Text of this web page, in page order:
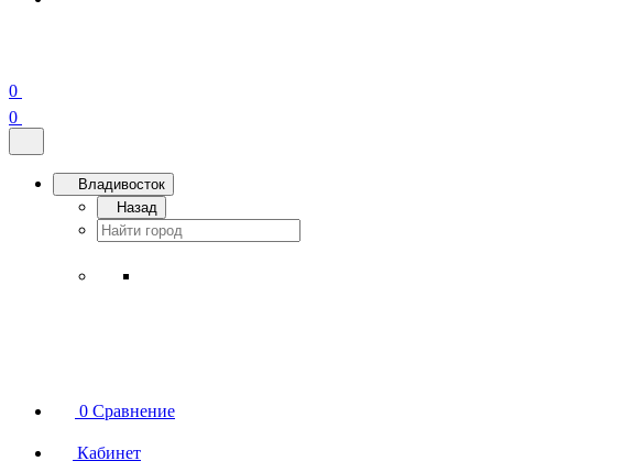
0
0
Владивосток
Назад
0 Сравнение
Кабинет